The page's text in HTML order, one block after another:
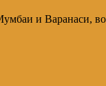
и Варанаси,